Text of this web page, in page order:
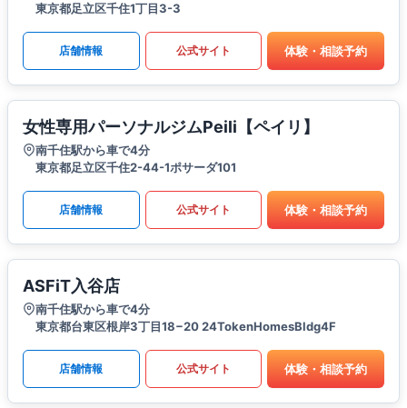
東京都足立区千住1丁目3-3
店舗情報 公式サイト 体験・相談予約
女性専用パーソナルジムPeili【ペイリ】
南千住駅から車で4分
東京都足立区千住2-44-1ポサーダ101
店舗情報 公式サイト 体験・相談予約
ASFiT入谷店
南千住駅から車で4分
東京都台東区根岸3丁目18−20 24TokenHomesBldg4F
店舗情報 公式サイト 体験・相談予約